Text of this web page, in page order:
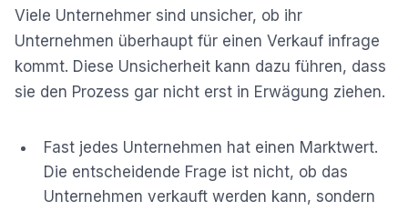
Viele Unternehmer sind unsicher, ob ihr
Unternehmen überhaupt für einen Verkauf infrage
kommt. Diese Unsicherheit kann dazu führen, dass
sie den Prozess gar nicht erst in Erwägung ziehen.
Fast jedes Unternehmen hat einen Marktwert.
Die entscheidende Frage ist nicht, ob das
Unternehmen verkauft werden kann, sondern